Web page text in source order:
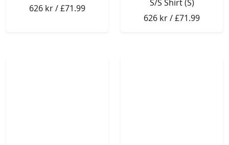
626 kr / £71.99
S/S Shirt (S)
626 kr / £71.99